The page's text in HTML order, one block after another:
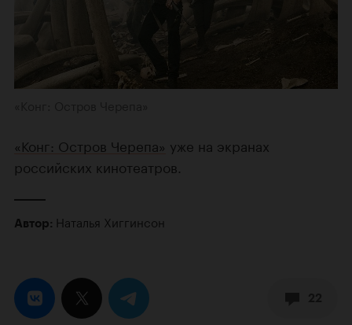
«Конг: Остров Черепа» уже на экранах
российских кинотеатров.
Автор: Наталья Хиггинсон